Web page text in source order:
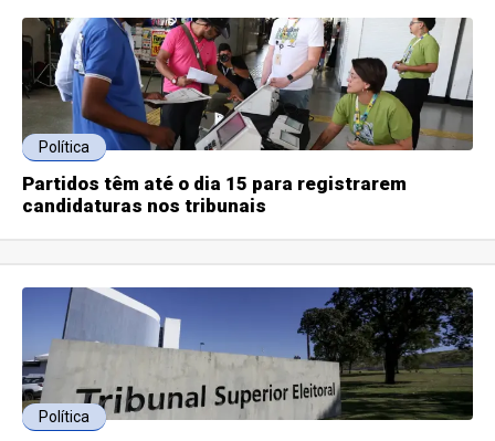
Política
Partidos têm até o dia 15 para registrarem
candidaturas nos tribunais
Política